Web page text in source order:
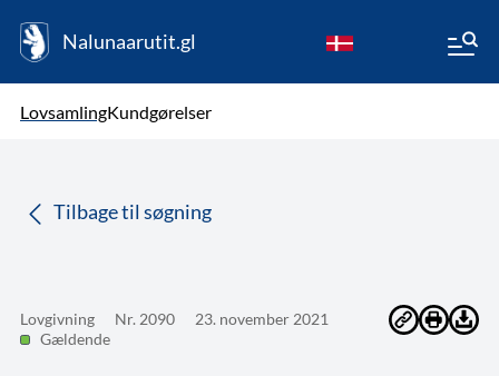
Nalunaarutit.gl
LovsamlingKundgørelser
Tilbage til søgning
Lovgivning Nr. 2090
23. november 2021
Gældende